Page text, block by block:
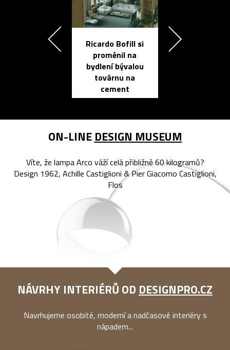
Ricardo Bofill si
proměnil na
bydlení bývalou
továrnu na
cement
ON-LINE DESIGN MUSEUM
Víte, že lampa Arco váží celá přibližně 60 kilogramů?
Design 1962, Achille Castiglioni & Pier Giacomo Castiglioni,
Flos
NÁVRHY INTERIÉRŮ OD DESIGNPRO.CZ
Navrhujeme osobité, moderní a nadčasové interiéry s
nápadem...